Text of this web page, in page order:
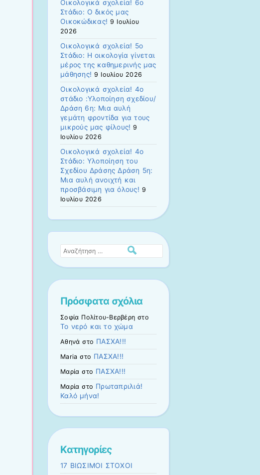
Οικολογικά σχολεία! 6ο
Στάδιο: Ο δικός μας
Οικοκώδικας! 9 Ιουλίου
2026
Οικολογικά σχολεία! 5ο
Στάδιο: Η οικολογία γίνεται
μέρος της καθημερινής μας
μάθησης! 9 Ιουλίου 2026
Οικολογικά σχολεία! 4ο
στάδιο :Υλοποίηση σχεδίου/
Δράση 6η: Μια αυλή
γεμάτη φροντίδα για τους
μικρούς μας φίλους! 9
Ιουλίου 2026
Οικολογικά σχολεία! 4ο
Στάδιο: Υλοποίηση του
Σχεδίου Δράσης Δράση 5η:
Μια αυλή ανοιχτή και
προσβάσιμη για όλους! 9
Ιουλίου 2026
Αναζήτηση
Πρόσφατα σχόλια
Σοφία Πολίτου-Βερβέρη στο
Το νερό και το χώμα
Αθηνά στο ΠΑΣΧΑ!!!
Maria στο ΠΑΣΧΑ!!!
Μαρία στο ΠΑΣΧΑ!!!
Μαρία στο Πρωταπριλιά!
Καλό μήνα!
Kατηγορίες
17 ΒΙΩΣΙΜΟΙ ΣΤΟΧΟΙ